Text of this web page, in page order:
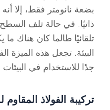
بضعة نانومتر فقط، إلا
ذاتيًا. في حالة تلف
تلقائيًا طالما كان هناك
البيئة. تجعل هذه الميزة
جدًا للاستخدام في
تركيبة الفولاذ المقاوم